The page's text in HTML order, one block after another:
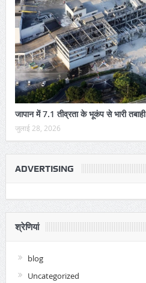
जापान में 7.1 तीव्रता के भूकंप से भारी तबाही
जुलाई 28, 2026
ADVERTISING
श्रेणियां
blog
Uncategorized